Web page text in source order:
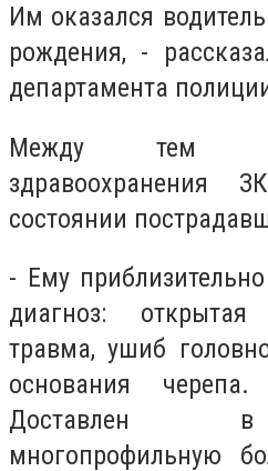
Им оказался
рождения, -
департамента
Между тем в
здравоохранения
состоянии
- Ему
диагноз: открытая
травма, ушиб
основания
Доставлен
многопрофильную